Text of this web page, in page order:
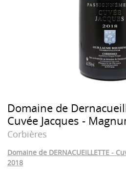
Domaine de
Cuvée Jacques -
Corbières
Domaine de DERNACUEILLETTE -
2018